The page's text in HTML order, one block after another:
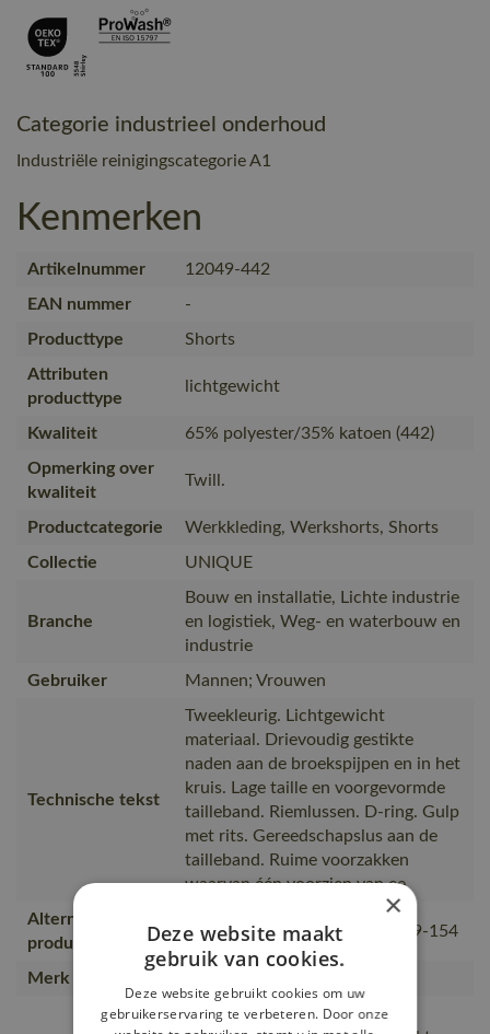
Categorie industrieel onderhoud
Industriële reinigingscategorie A1
Kenmerken
Artikelnummer
12049-442
EAN nummer
-
Producttype
Shorts
Attributen
producttype
lichtgewicht
Kwaliteit
65% polyester/35% katoen (442)
Opmerking over
kwaliteit
Twill.
Productcategorie
Werkkleding, Werkshorts, Shorts
Collectie
UNIQUE
Branche
Bouw en installatie, Lichte industrie
en logistiek, Weg- en waterbouw en
industrie
Gebruiker
Mannen; Vrouwen
Technische tekst
Tweekleurig. Lichtgewicht
materiaal. Drievoudig gestikte
naden aan de broekspijpen en in het
kruis. Lage taille en voorgevormde
tailleband. Riemlussen. D-ring. Gulp
met rits. Gereedschapslus aan de
tailleband. Ruime voorzakken
waarvan één voorzien van ee
Alternatieve
producten
18349-230, 14149-442, 10149-154
Merk
Versterkte achterzakken en
×
Deze website maakt
gebruik van cookies.
Deze website gebruikt cookies om uw
gebruikerservaring te verbeteren. Door onze